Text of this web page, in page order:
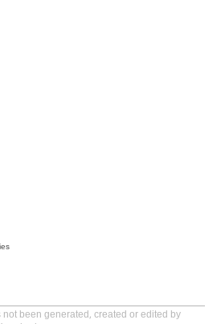
not been generated, created or edited by